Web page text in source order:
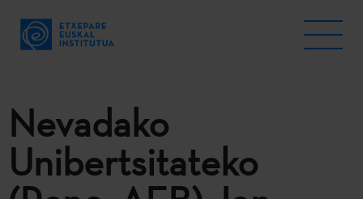
Nevadako
Unibertsitateko